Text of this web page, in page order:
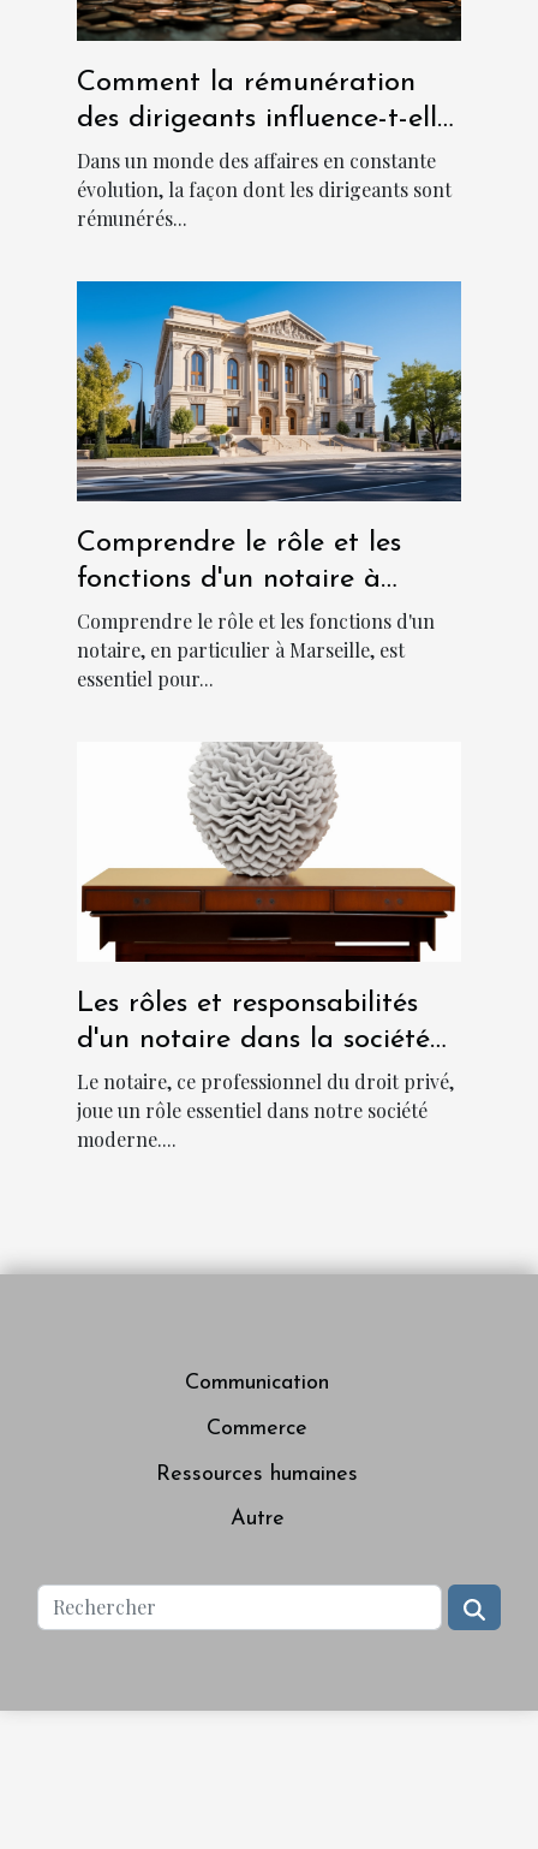
Comment la rémunération
des dirigeants influence-t-elle
la culture d'entreprise ?
Dans un monde des affaires en constante
évolution, la façon dont les dirigeants sont
rémunérés...
Comprendre le rôle et les
fonctions d'un notaire à
Marseille
Comprendre le rôle et les fonctions d'un
notaire, en particulier à Marseille, est
essentiel pour...
Les rôles et responsabilités
d'un notaire dans la société
moderne
Le notaire, ce professionnel du droit privé,
joue un rôle essentiel dans notre société
moderne....
Communication
Commerce
Ressources humaines
Autre